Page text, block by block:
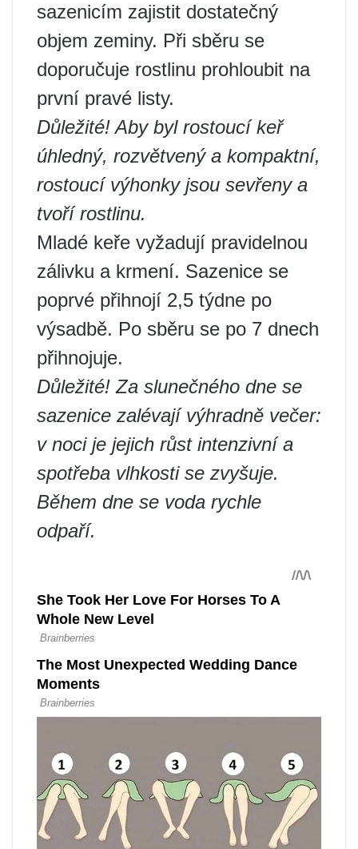
sazenicím zajistit dostatečný
objem zeminy. Při sběru se
doporučuje rostlinu prohloubit na
první pravé listy.
Důležité! Aby byl rostoucí keř
úhledný, rozvětvený a kompaktní,
rostoucí výhonky jsou sevřeny a
tvoří rostlinu.
Mladé keře vyžadují pravidelnou
zálivku a krmení. Sazenice se
poprvé přihnojí 2,5 týdne po
výsadbě. Po sběru se po 7 dnech
přihnojuje.
Důležité! Za slunečného dne se
sazenice zalévají výhradně večer:
v noci je jejich růst intenzivní a
spotřeba vlhkosti se zvyšuje.
Během dne se voda rychle
odpaří.